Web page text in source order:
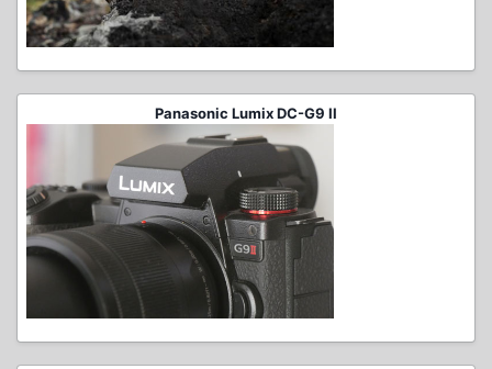
Panasonic Lumix DC-G9 II